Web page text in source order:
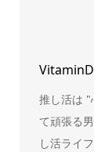
推し活は "
て頑張る
し活ライ